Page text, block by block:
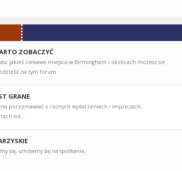
ZOBACZYĆ
jakieś ciekawe miejsca w Birmingham i okolicach możesz sie
na tym forum
GRANE
porozmawiać o różnych wydarzeniach i imprezach,
itd...
się, umówmy się na spotkanie;